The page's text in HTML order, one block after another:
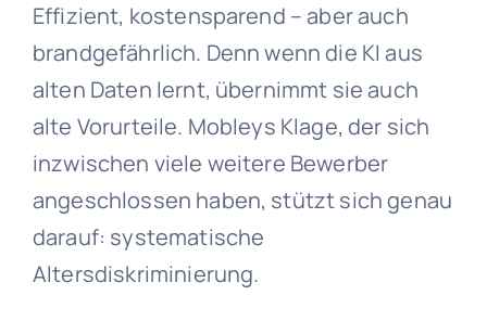
Effizient, kostensparend – aber auch
brandgefährlich. Denn wenn die KI aus
alten Daten lernt, übernimmt sie auch
alte Vorurteile. Mobleys Klage, der sich
inzwischen viele weitere Bewerber
angeschlossen haben, stützt sich genau
darauf: systematische
Altersdiskriminierung.